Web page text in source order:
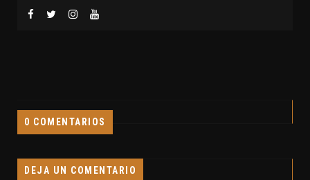
0 COMENTARIOS
DEJA UN COMENTARIO